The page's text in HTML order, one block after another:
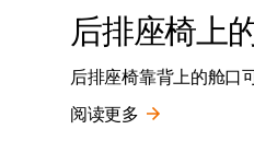
后排座椅上
后排座椅靠背上的舱口
阅读更多